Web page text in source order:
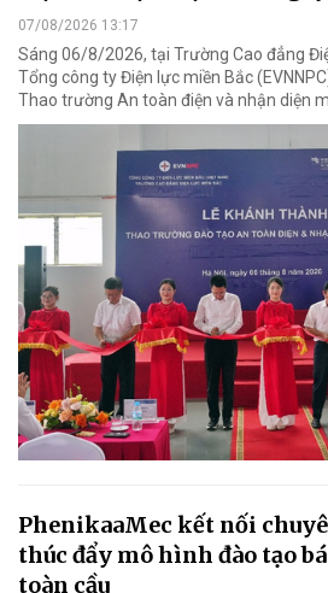
07/08/2026 13:17
Sáng 06/8/2026, tại Trường Cao đẳng
Tổng công ty Điện lực miền Bắc
Thao trường An toàn điện và nhận diện
PhenikaaMec kết nối
thúc đẩy mô hình đào tạo
toàn cầu